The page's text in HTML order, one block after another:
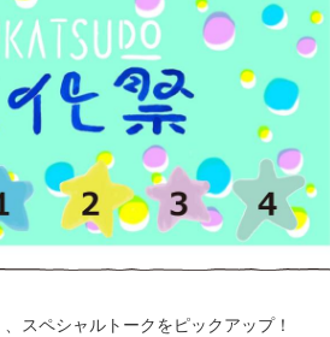
スペシャルトークをピックアップ！